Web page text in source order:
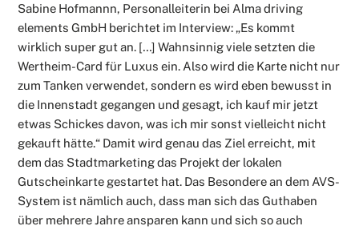
Sabine Hofmannn, Personalleiterin bei Alma driving
elements GmbH berichtet im Interview: „Es kommt
wirklich super gut an. […] Wahnsinnig viele setzten die
Wertheim-Card für Luxus ein. Also wird die Karte nicht nur
zum Tanken verwendet, sondern es wird eben bewusst in
die Innenstadt gegangen und gesagt, ich kauf mir jetzt
etwas Schickes davon, was ich mir sonst vielleicht nicht
gekauft hätte.“ Damit wird genau das Ziel erreicht, mit
dem das Stadtmarketing das Projekt der lokalen
Gutscheinkarte gestartet hat. Das Besondere an dem AVS-
System ist nämlich auch, dass man sich das Guthaben
über mehrere Jahre ansparen kann und sich so auch